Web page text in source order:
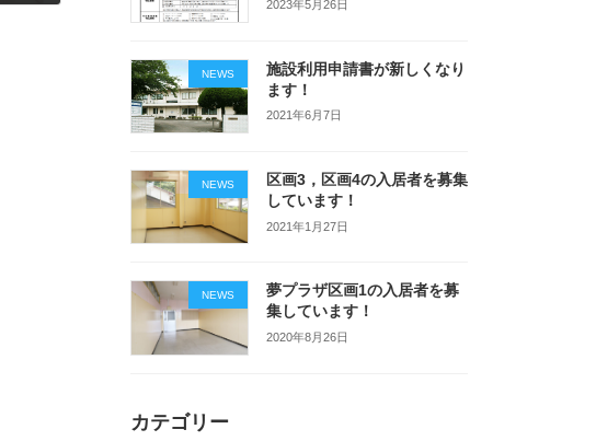
2023年5月26日
NEWS
施設利用申請書が新しくなり
ます！
2021年6月7日
NEWS
区画3，区画4の入居者を募集
しています！
2021年1月27日
NEWS
夢プラザ区画1の入居者を募
集しています！
2020年8月26日
カテゴリー